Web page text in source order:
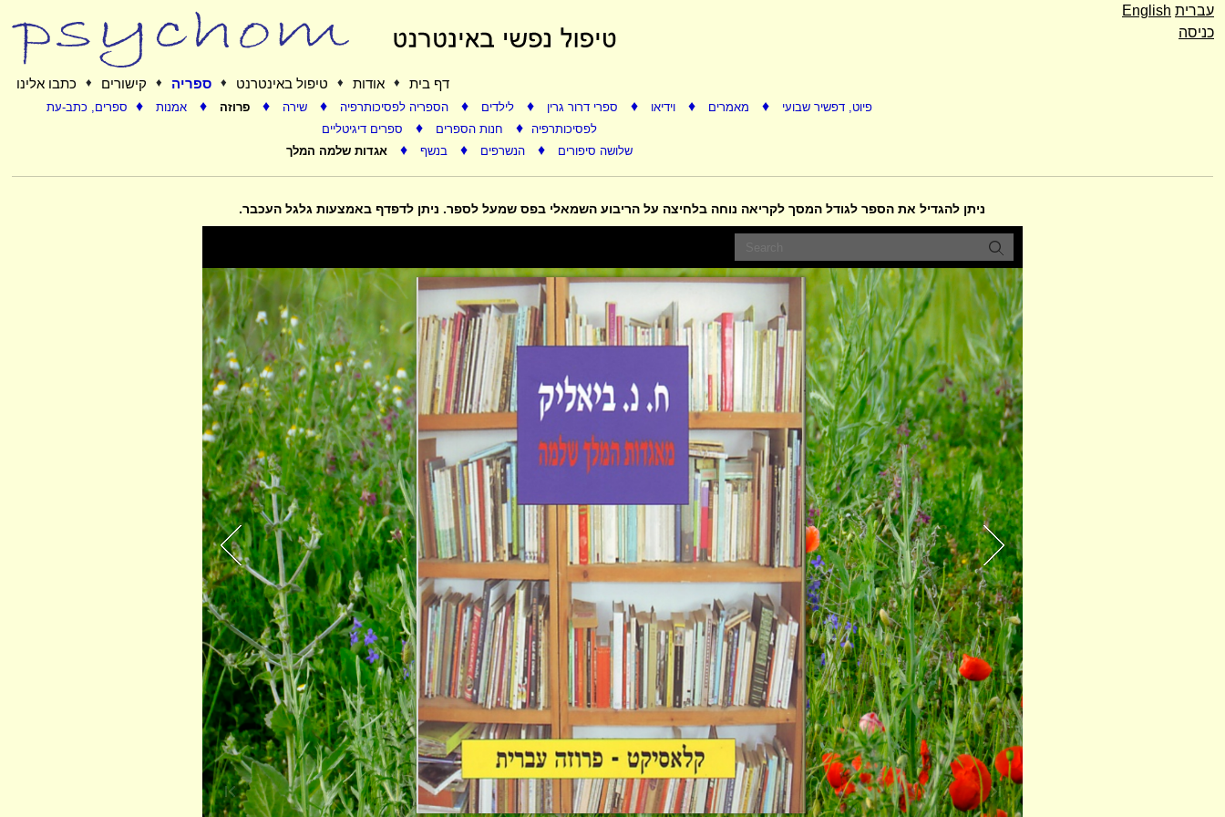
English עברית
כניסה
כתבו אלינו ♦ קישורים ♦ ספריה ♦ טיפול באינטרנט ♦ אודות ♦ דף בית
פיוט, דפשיר שבועי ♦ מאמרים ♦ וידיאו ♦ ספרי דרור גרין ♦ לילדים ♦ הספריה לפסיכותרפיה ♦ שירה ♦ פרוזה ♦ אמנות ♦
ספרים, כתב-עת
לפסיכותרפיה
♦ חנות הספרים ♦
ספרים דיגיטליים
שלושה סיפורים
♦ הנשרפים ♦ בנשף ♦ אגדות שלמה המלך
ניתן להגדיל את הספר לגודל המסך לקריאה נוחה בלחיצה על הריבוע השמאלי בפס שמעל לספר. ניתן לדפדף באמצעות גלגל העכבר.